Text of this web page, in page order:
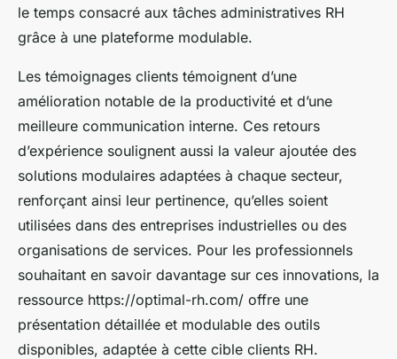
le temps consacré aux tâches administratives RH
grâce à une plateforme modulable.
Les témoignages clients témoignent d’une
amélioration notable de la productivité et d’une
meilleure communication interne. Ces retours
d’expérience soulignent aussi la valeur ajoutée des
solutions modulaires adaptées à chaque secteur,
renforçant ainsi leur pertinence, qu’elles soient
utilisées dans des entreprises industrielles ou des
organisations de services. Pour les professionnels
souhaitant en savoir davantage sur ces innovations, la
ressource https://optimal-rh.com/ offre une
présentation détaillée et modulable des outils
disponibles, adaptée à cette cible clients RH.